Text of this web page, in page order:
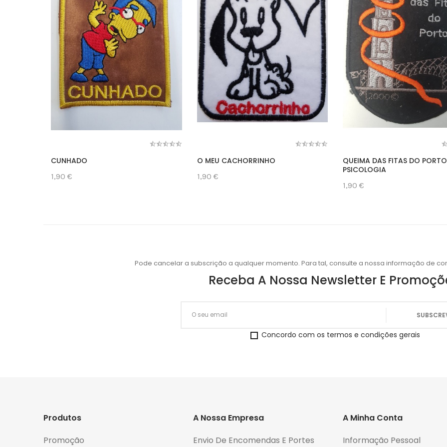
CUNHADO
1,90 €
O MEU CACHORRINHO
1,90 €
QUEIMA DAS FITAS DO PORTO
PSICOLOGIA
1,90 €
Pode cancelar a subscrição a qualquer momento. Para tal, consulte a nossa informação de
Receba A Nossa Newsletter E
Concordo com os termos e condições gerais
Produtos
Promoção
A Nossa Empresa
Envio De Encomendas E Portes
A Minha Conta
Informação Pessoal